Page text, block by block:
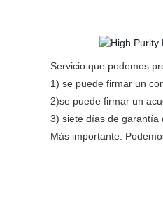
Servicio que podemos
1) se puede firmar un
2)se puede firmar un
3) siete días de garantía
Más importante: